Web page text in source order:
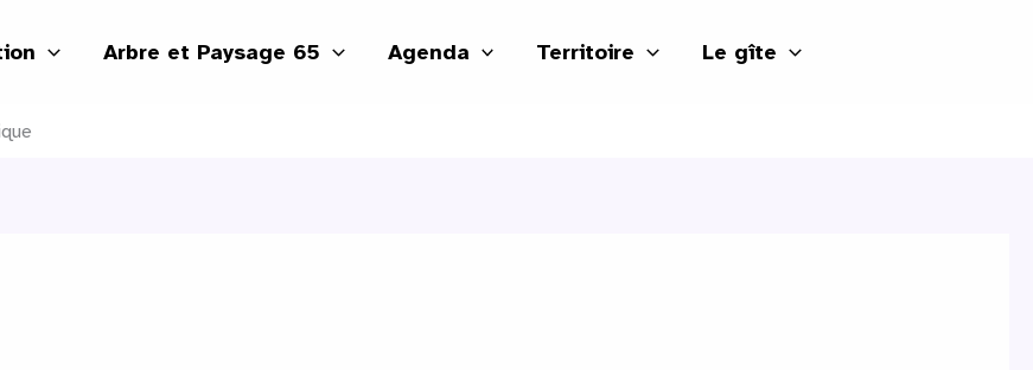
Arbre et Paysage 65 Agenda Territoire Le gîte